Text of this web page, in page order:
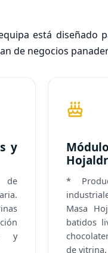
está diseñado
de negocios
y
de
y
*
Masa
batidos
de vitrina.